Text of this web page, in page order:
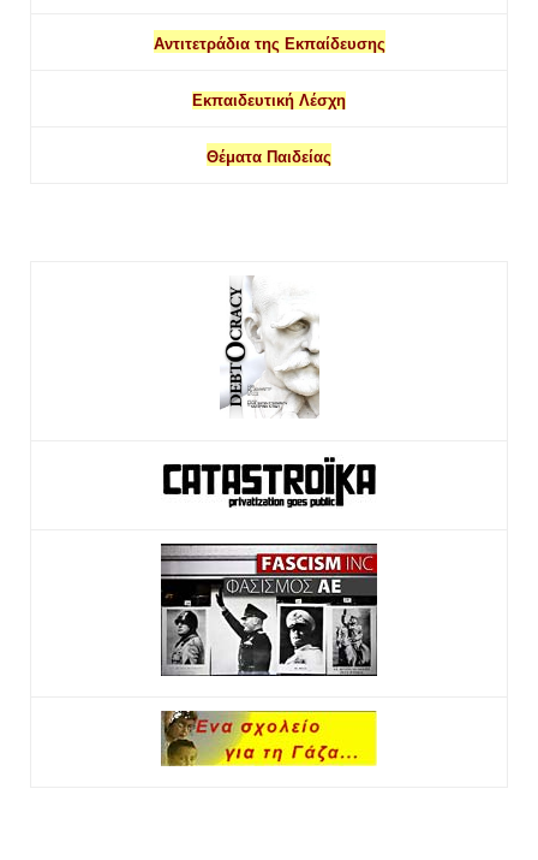
Αντιτετράδια της Εκπαίδευσης
Εκπαιδευτική Λέσχη
Θέματα Παιδείας